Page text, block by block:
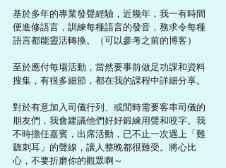
基於多年的專業發聲經驗，近幾年，我一有時間
便進修語言，訓練每種語言的發音，務求令每種
語言都能靈活轉換。（可以參考之前的博客）
至於應付每場活動，當然要事前做足功課和資料
搜集，有很多細節，都在我的課程中詳細分享。
對於有意加入司儀行列、或閒時需要客串司儀的
朋友們，我會建議他們好好鍛練用聲和咬字。我
不時擔任嘉賓，出席活動，已不止一次遇上「難
聽刺耳」的聲線，讓人整晚都很難受。將心比
心，不要折磨你的觀眾啊～